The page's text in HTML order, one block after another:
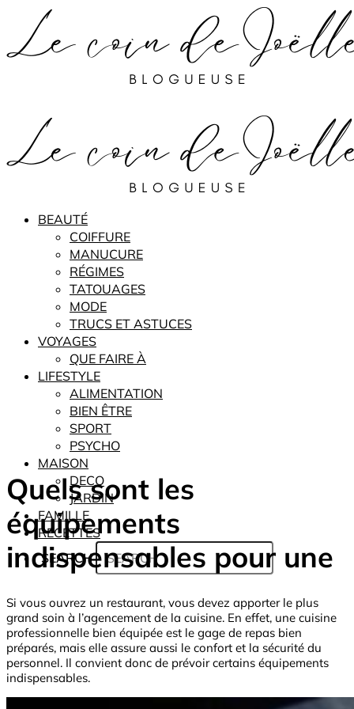
BEAUTÉ
COIFFURE
MANUCURE
RÉGIMES
TATOUAGES
MODE
TRUCS ET ASTUCES
VOYAGES
QUE FAIRE À
LIFESTYLE
ALIMENTATION
BIEN ÊTRE
SPORT
PSYCHO
MAISON
DECO
JARDIN
FAMILLE
RECETTES
SEARCH
Quels sont les
équipements
indispensables pour une
Si vous ouvrez un restaurant, vous devez apporter le plus
grand soin à l’agencement de la cuisine. En effet, une cuisine
professionnelle bien équipée est le gage de repas bien
préparés, mais elle assure aussi le confort et la sécurité du
personnel. Il convient donc de prévoir certains équipements
indispensables.